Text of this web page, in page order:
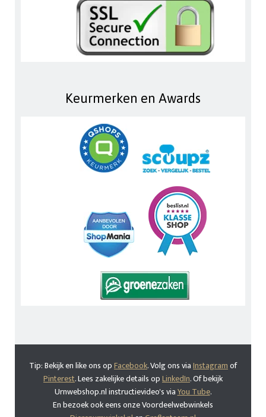
Keurmerken en Awards
Tip: Bekijk en like ons opFacebook. Volg ons viaInstagramof
Pinterest. Lees zakelijke details opLinkedIn. Of bekijk
Urnwebshop.nl instructievideo's viaYou Tube.
En bezoek ook eens onze Voordeelwebwinkels